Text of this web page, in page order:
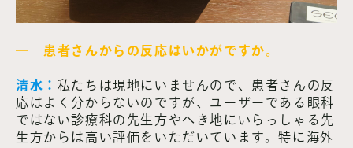
― 患者さんからの反応はいかがですか。
清水： 私たちは現地にいませんので、患者さんの反
応はよく分からないのですが、ユーザーである眼科
ではない診療科の先生方やへき地にいらっしゃる先
生方からは高い評価をいただいています。特に海外